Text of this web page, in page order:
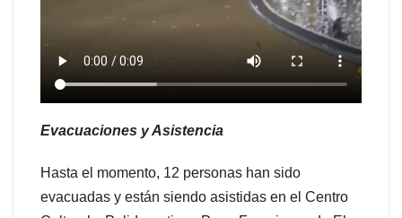
Evacuaciones y Asistencia
Hasta el momento, 12 personas han sido
evacuadas y están siendo asistidas en el Centro